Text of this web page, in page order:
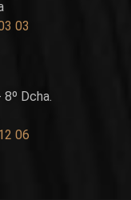
03
Dcha.
06